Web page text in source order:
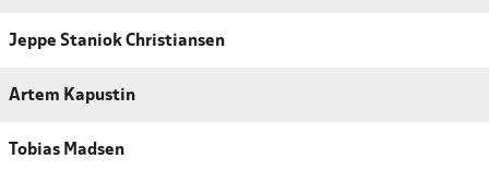
Jeppe Staniok Christiansen
Artem Kapustin
Tobias Madsen